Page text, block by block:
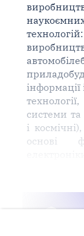
системи та
і
основі